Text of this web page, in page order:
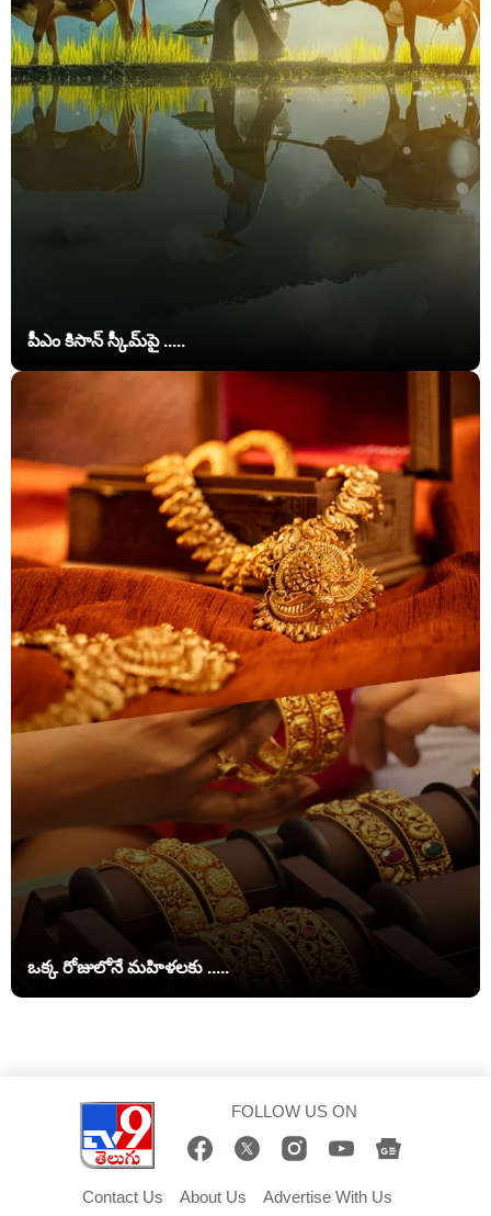
పీఎం కిసాన్‌ స్కీమ్‌పై .....
ఒక్క రోజులోనే మహిళలకు .....
FOLLOW US ON
Contact Us About Us Advertise With Us